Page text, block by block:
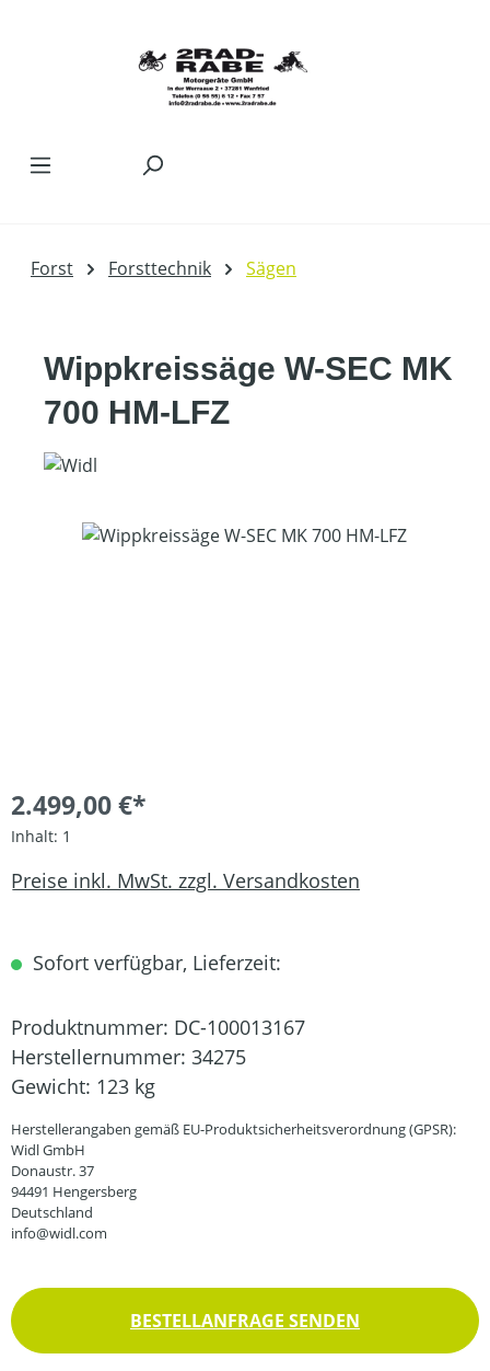
Forst Forsttechnik Sägen
Wippkreissäge W-SEC MK
700 HM-LFZ
Bildergalerie überspringen
2.499,00 €*
Inhalt: 1
Preise inkl. MwSt. zzgl. Versandkosten
Sofort verfügbar, Lieferzeit:
Produktnummer: DC-100013167
Herstellernummer: 34275
Gewicht: 123 kg
Herstellerangaben gemäß EU-Produktsicherheitsverordnung (GPSR):
Widl GmbH
Donaustr. 37
94491 Hengersberg
Deutschland
info@widl.com
BESTELLANFRAGE SENDEN